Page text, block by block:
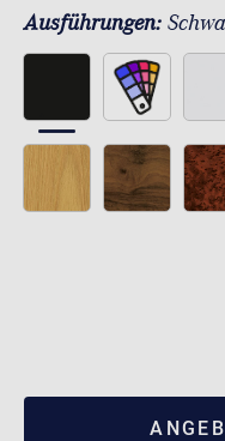
Ausführungen: